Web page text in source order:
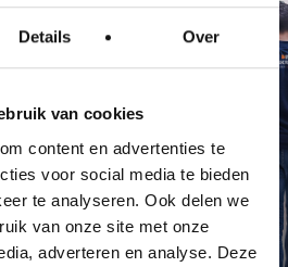
Details Over
van cookies
content en advertenties te
voor social media te bieden
te analyseren. Ook delen we
van onze site met onze
adverteren en analyse. Deze